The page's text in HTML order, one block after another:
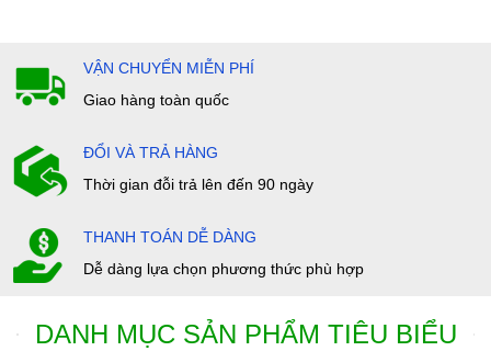
VẬN CHUYỂN MIỄN PHÍ
Giao hàng toàn quốc
ĐỔI VÀ TRẢ HÀNG
Thời gian đỗi trả lên đến 90 ngày
THANH TOÁN DỄ DÀNG
Dễ dàng lựa chọn phương thức phù hợp
DANH MỤC SẢN PHẨM TIÊU BIỂU